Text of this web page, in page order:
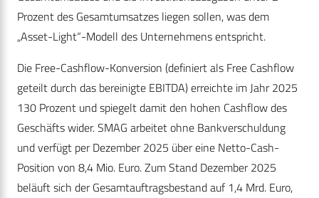
Prozent des Gesamtumsatzes liegen sollen, was dem
„Asset-Light“-Modell des Unternehmens entspricht.
Die Free-Cashflow-Konversion (definiert als Free Cashflow
geteilt durch das bereinigte EBITDA) erreichte im Jahr 2025
130 Prozent und spiegelt damit den hohen Cashflow des
Geschäfts wider. SMAG arbeitet ohne Bankverschuldung
und verfügt per Dezember 2025 über eine Netto-Cash-
Position von 8,4 Mio. Euro. Zum Stand Dezember 2025
beläuft sich der Gesamtauftragsbestand auf 1,4 Mrd. Euro,